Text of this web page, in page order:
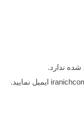
شده ندارد.